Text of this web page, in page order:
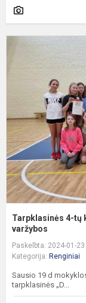
Tarpklasinės 4-tų
varžybos
Paskelbta: 2024-01-23
Kategorija: Renginiai
Sausio 19 d
tarpklasinės „D...